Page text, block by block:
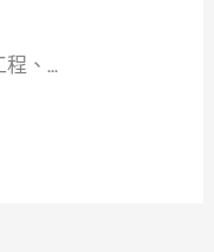
、...